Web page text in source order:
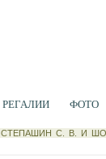
РЕГАЛИИ ФОТО
СТЕПАШИН С. В. И